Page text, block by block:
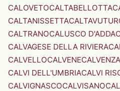
CALOVETOCALTABELLOTTA
CALTANISSETTA
CALTRANOCALUSCO D'ADDA
CALVAGESE DELLA RIVIERA
CALVELLOCALVENE
CALVI DELL'UMBRIACALVI
CALVIGNASCOCALVISANO